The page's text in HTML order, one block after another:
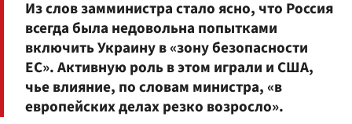
Из слов замминистра стало ясно, что Россия
всегда была недовольна попытками
включить Украину в «зону безопасности
ЕС». Активную роль в этом играли и США,
чье влияние, по словам министра, «в
европейских делах резко возросло».